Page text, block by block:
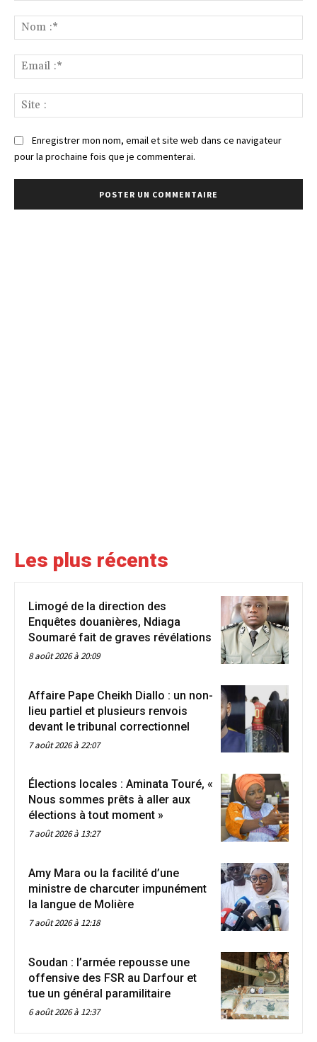
:*
:*
:
Enregistrer mon nom, email et site web dans ce navigateur
pour la prochaine fois que je commenterai.
Les plus récents
Limogé de la direction des
Enquêtes douanières, Ndiaga
Soumaré fait de graves révélations
8 août 2026 à 20:09
Affaire Pape Cheikh Diallo : un non-
lieu partiel et plusieurs renvois
devant le tribunal correctionnel
7 août 2026 à 22:07
Élections locales : Aminata Touré, «
Nous sommes prêts à aller aux
élections à tout moment »
7 août 2026 à 13:27
Amy Mara ou la facilité d’une
ministre de charcuter impunément
la langue de Molière
7 août 2026 à 12:18
Soudan : l’armée repousse une
offensive des FSR au Darfour et
tue un général paramilitaire
6 août 2026 à 12:37